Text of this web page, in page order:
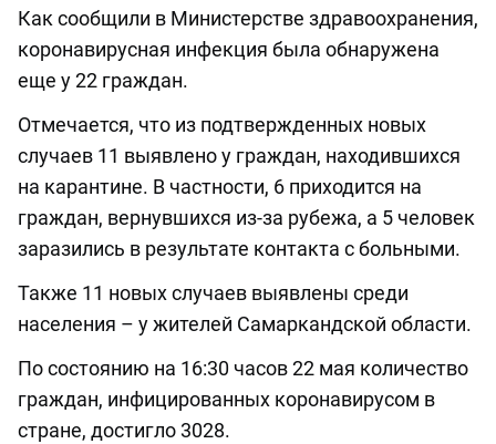
Как сообщили в Министерстве здравоохранения,
коронавирусная инфекция была обнаружена
еще у 22 граждан.
Отмечается, что из подтвержденных новых
случаев 11 выявлено у граждан, находившихся
на карантине. В частности, 6 приходится на
граждан, вернувшихся из-за рубежа, а 5 человек
заразились в результате контакта с больными.
Также 11 новых случаев выявлены среди
населения – у жителей Самаркандской области.
По состоянию на 16:30 часов 22 мая количество
граждан, инфицированных коронавирусом в
стране, достигло 3028.